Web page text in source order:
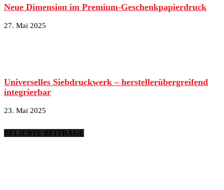
Neue Dimension im Premium-Geschenkpapierdruck
27. Mai 2025
Universelles Siebdruckwerk – herstellerübergreifend
integrierbar
23. Mai 2025
BELIEBTE BEITRÄGE